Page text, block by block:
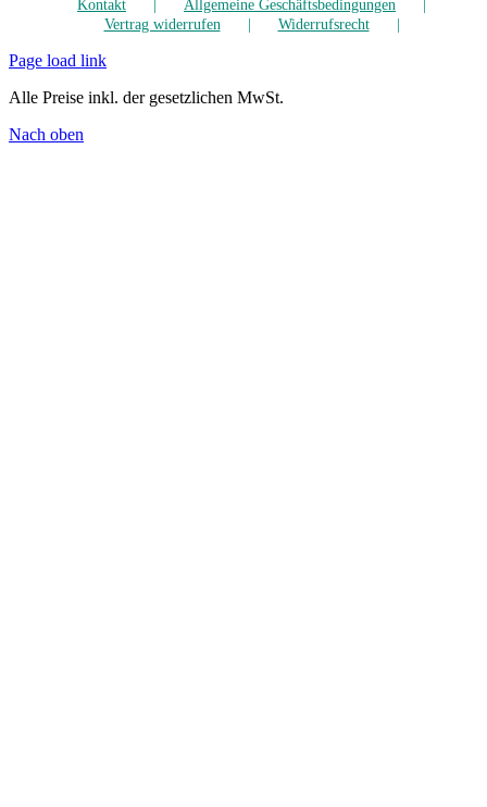
Kontakt
Allgemeine Geschäftsbedingungen
Vertrag widerrufen
Widerrufsrecht
Page load link
Alle Preise inkl. der gesetzlichen MwSt.
Nach oben